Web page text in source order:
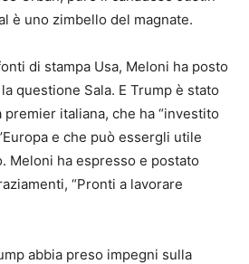
è uno zimbello del magnate.
di stampa Usa, Meloni ha posto
questione Sala. E Trump è stato
italiana, che ha “investito
e che può essergli utile
Meloni ha espresso e postato
“Pronti a lavorare
abbia preso impegni sulla